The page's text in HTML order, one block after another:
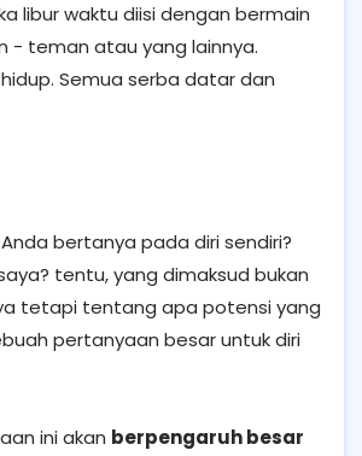
libur waktu diisi dengan bermain
- teman atau yang lainnya.
Semua serba datar dan
bertanya pada diri sendiri?
tentu, yang dimaksud bukan
tetapi tentang apa potensi yang
pertanyaan besar untuk diri
ini akan berpengaruh besar